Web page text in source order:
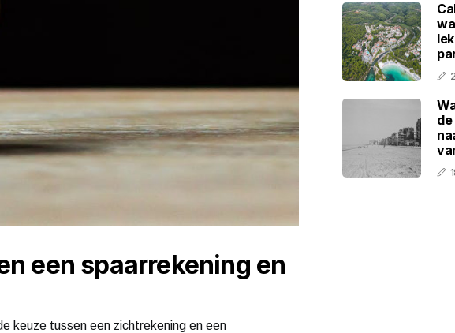
een spaarrekening en
keuze tussen een zichtrekening en een